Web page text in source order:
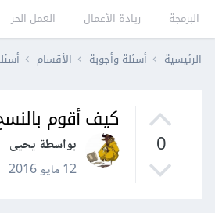
البرمجة ريادة الأعمال العمل الحر
الرئيسية أسئلة وأجوبة الأقسام
0
كيف أقوم
بواسطة يحيى
12 مايو 2016